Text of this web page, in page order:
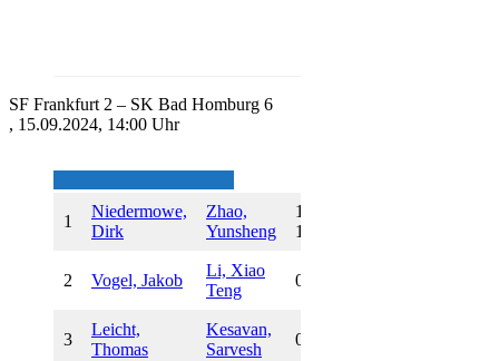
SF Frankfurt 2 – SK Bad Homburg 6
, 15.09.2024, 14:00 Uhr
1
Niedermowe,
Dirk
Zhao,
Yunsheng
1/2 :
1/2
2 Vogel, Jakob
Li, Xiao
Teng
0:1
3
Leicht,
Thomas
Kesavan,
Sarvesh
0:1